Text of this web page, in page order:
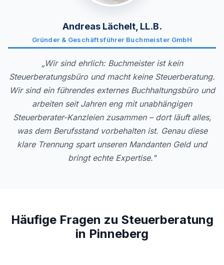
Andreas Lächelt, LL.B.
Gründer & Geschäftsführer Buchmeister GmbH
„Wir sind ehrlich: Buchmeister ist kein
Steuerberatungsbüro und macht keine Steuerberatung.
Wir sind ein führendes externes Buchhaltungsbüro und
arbeiten seit Jahren eng mit unabhängigen
Steuerberater-Kanzleien zusammen – dort läuft alles,
was dem Berufsstand vorbehalten ist. Genau diese
klare Trennung spart unseren Mandanten Geld und
bringt echte Expertise."
Häufige Fragen zu Steuerberatung
in Pinneberg